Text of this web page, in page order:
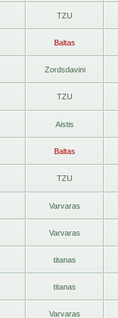
TZU
Baltas
Zordsdavini
TZU
Aistis
Baltas
TZU
Varvaras
Varvaras
titanas
titanas
Varvaras